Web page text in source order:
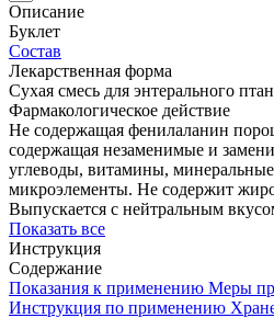
Описание
Буклет
Состав
Лекарственная форма
Сухая смесь для энтерального
Фармакологическое действие
Не содержащая фенилаланин
содержащая незаменимые и
углеводы, витамины,
микроэлементы. Не содержит
Выпускается с нейтральным
Показать все
Инструкция
Содержание
Показания к применению Меры
Инструкция по применению